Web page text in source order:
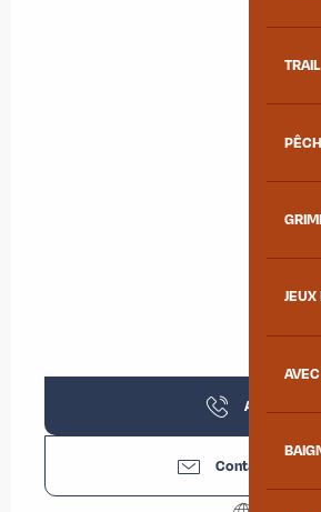
TRAIL
JEUX
Appeler
Contactez-nous